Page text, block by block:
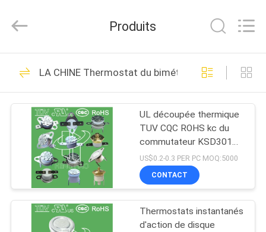
APERÇU
PRODUITS
SHOW
PROPOS
Hao
Electric
All
Reserved.
Thermostat de
bimétal de KSD
126
Thermostat du
274
Produits
LA CHINE Thermostat du bimétal KSD301
UL découpée thermique
TUV CQC ROHS kc du
commutateur KSD301
250V 16A de thermostat
en céramique à hautes
températures
US$0.2-0.3 PER PC MOQ:5000
CONTACT
Thermostats instantanés
d'action de disque